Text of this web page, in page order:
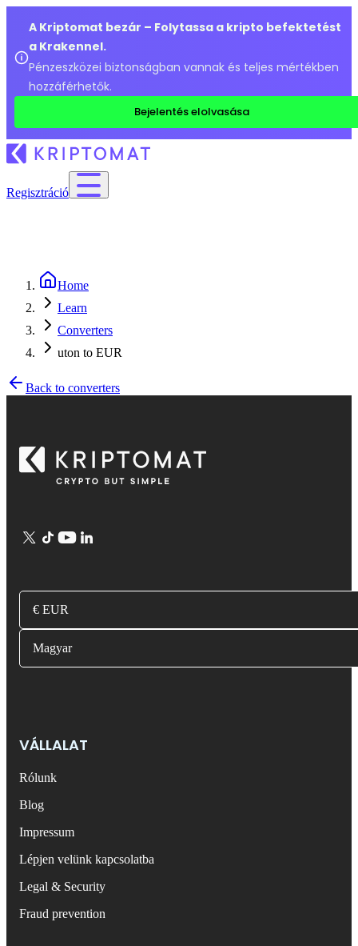
A Kriptomat bezár – Folytassa a kripto befektetést
a Krakennel.
Pénzeszközei biztonságban vannak és teljes mértékben
hozzáférhetők.
Bejelentés elolvasása
Regisztráció
Home
Learn
Converters
uton to EUR
Back to converters
€ EUR
Magyar
VÁLLALAT
Rólunk
Blog
Impressum
Lépjen velünk kapcsolatba
Legal & Security
Fraud prevention